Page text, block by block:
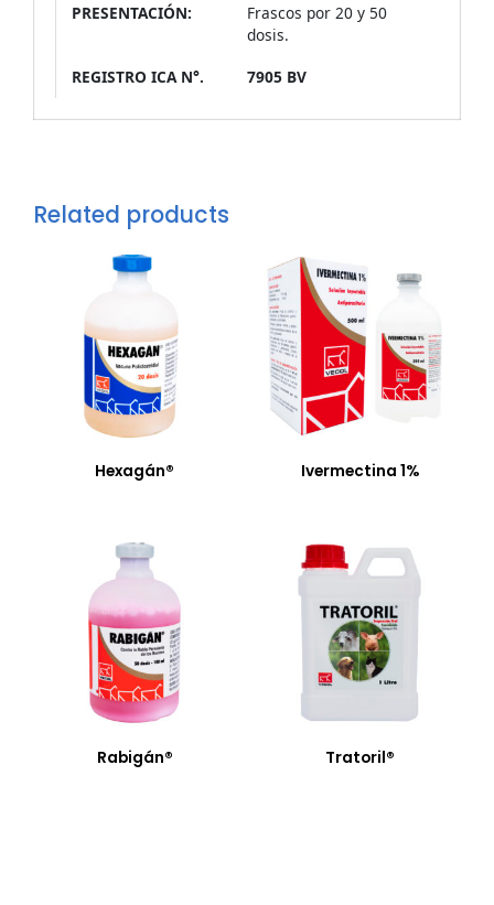
PRESENTACIÓN:
Frascos por 20 y 50
dosis.
REGISTRO ICA N°.
7905 BV
Related products
Hexagán® Ivermectina 1%
Rabigán® Tratoril®